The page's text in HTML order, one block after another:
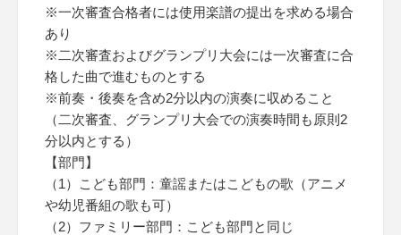
※一次審査合格者には使用楽譜の提出を求める場合
あり
※二次審査およびグランプリ大会には一次審査に合
格した曲で進むものとする
※前奏・後奏を含め2分以内の演奏に収めること
（二次審査、グランプリ大会での演奏時間も原則2
分以内とする）
【部門】
（1）こども部門：童謡またはこどもの歌（アニメ
や幼児番組の歌も可）
（2）ファミリー部門：こども部門と同じ